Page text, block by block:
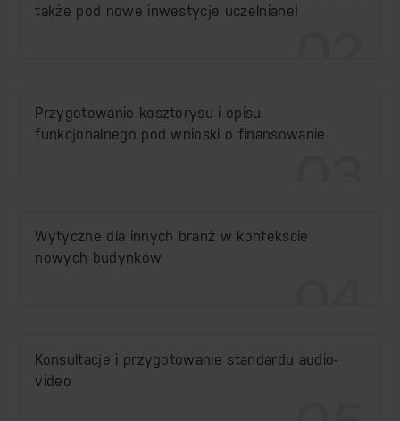
także pod nowe inwestycje uczelniane!
Przygotowanie kosztorysu i opisu
funkcjonalnego pod wnioski o finansowanie
Wytyczne dla innych branż w kontekście
nowych budynków
Konsultacje i przygotowanie standardu audio-
video